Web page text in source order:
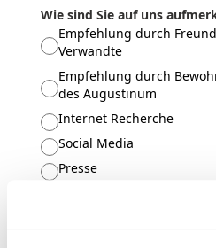
Wie sind Sie auf uns
Empfehlung durch
Verwandte
Empfehlung durch
des Augustinum
Internet Recherche
Social Media
Presse
Werbung in regionalen
Magazinen